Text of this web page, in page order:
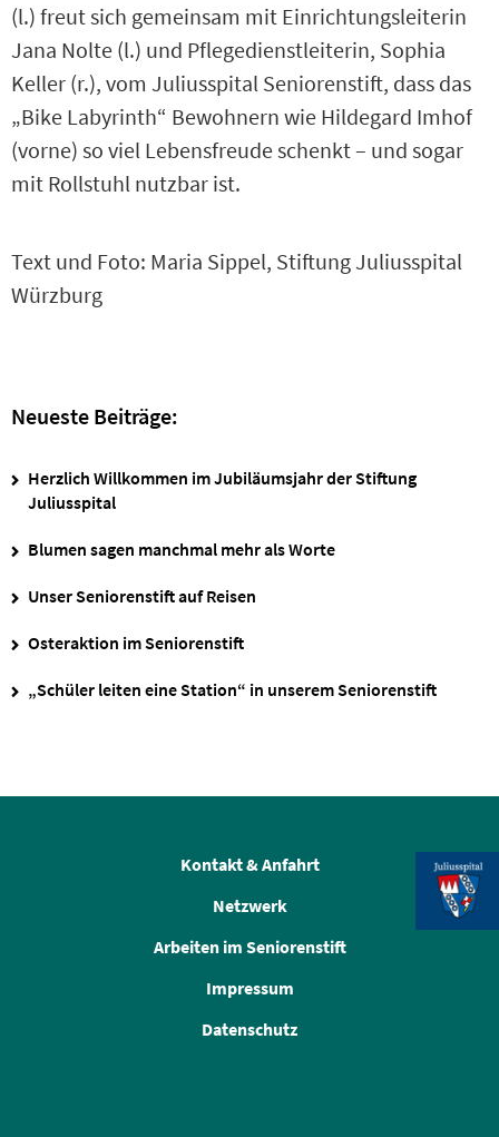
(l.) freut sich gemeinsam mit Einrichtungsleiterin
Jana Nolte (l.) und Pflegedienstleiterin, Sophia
Keller (r.), vom Juliusspital Seniorenstift, dass das
„Bike Labyrinth“ Bewohnern wie Hildegard Imhof
(vorne) so viel Lebensfreude schenkt – und sogar
mit Rollstuhl nutzbar ist.
Text und Foto: Maria Sippel, Stiftung Juliusspital
Würzburg
Neueste Beiträge:
Herzlich Willkommen im Jubiläumsjahr der Stiftung
Juliusspital
Blumen sagen manchmal mehr als Worte
Unser Seniorenstift auf Reisen
Osteraktion im Seniorenstift
„Schüler leiten eine Station“ in unserem Seniorenstift
Kontakt & Anfahrt
Netzwerk
Arbeiten im Seniorenstift
Impressum
Datenschutz